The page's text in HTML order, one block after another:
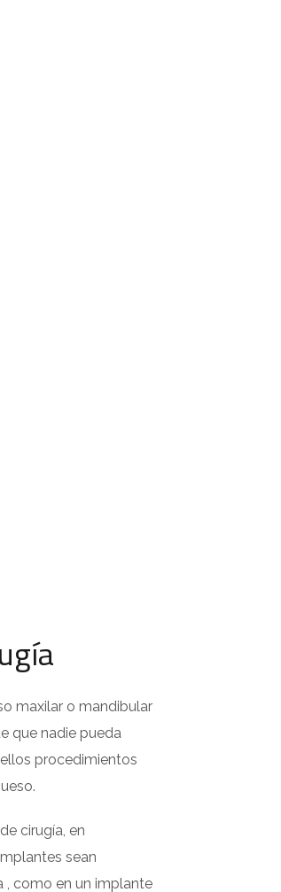
maxilar o mandibular
que nadie pueda
procedimientos
cirugía, en
sean
, como en un implante